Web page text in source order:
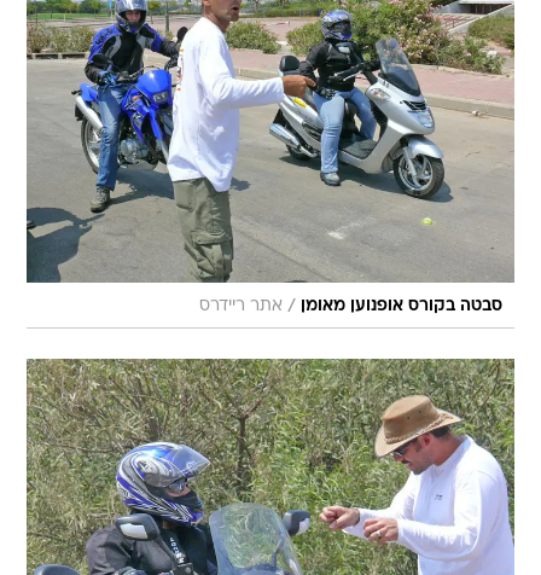
סבטה בקורס אופנוען מאומן / אתר ריידרס